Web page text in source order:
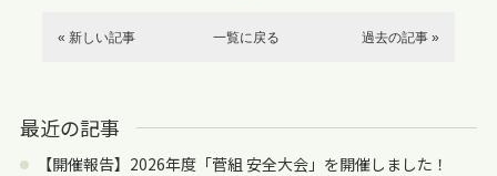
« 新しい記事 一覧に戻る 過去の記事 »
最近の記事
【開催報告】2026年度「菅組 安全大会」を開催しました！